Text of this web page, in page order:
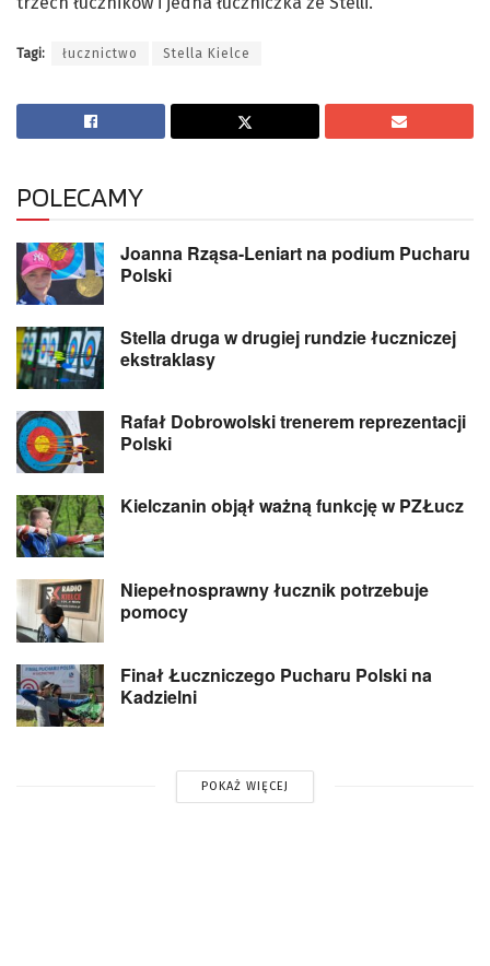
Tagi: łucznictwo Stella Kielce
POLECAMY
Joanna Rząsa-Leniart na podium Pucharu
Polski
Stella druga w drugiej rundzie łuczniczej
ekstraklasy
Rafał Dobrowolski trenerem reprezentacji
Polski
Kielczanin objął ważną funkcję w PZŁucz
Niepełnosprawny łucznik potrzebuje
pomocy
Finał Łuczniczego Pucharu Polski na
Kadzielni
POKAŻ WIĘCEJ